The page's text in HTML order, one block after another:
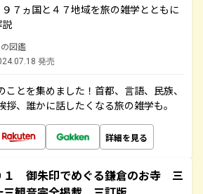
９７ヵ国と４７地域を旅の雑学とともに
図鑑
発売
とを集めました！首都、言語、民族、
、誰かに話したくなる旅の雑学も。
詳細を見る
１ 御朱印でめぐる鎌倉のお寺 三